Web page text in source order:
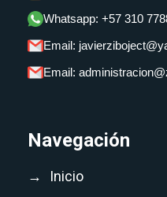
Whatsapp: +57 310
Email:
Email:
Navegación
→
Inicio